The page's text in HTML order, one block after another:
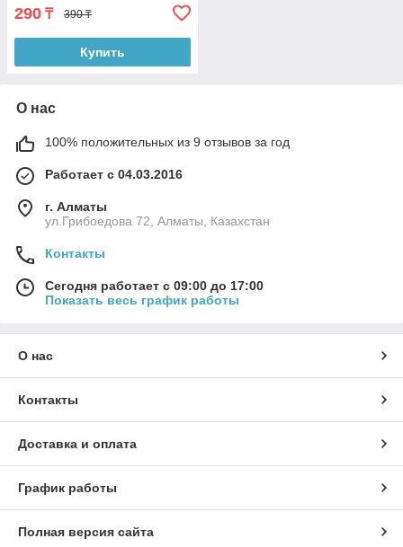
290 ₸ 390 ₸
Купить
О нас
100% положительных из 9 отзывов за год
Работает с 04.03.2016
г. Алматы
ул.Грибоедова 72, Алматы, Казахстан
Контакты
Сегодня работает с 09:00 до 17:00
Показать весь график работы
О нас
Контакты
Доставка и оплата
График работы
Полная версия сайта